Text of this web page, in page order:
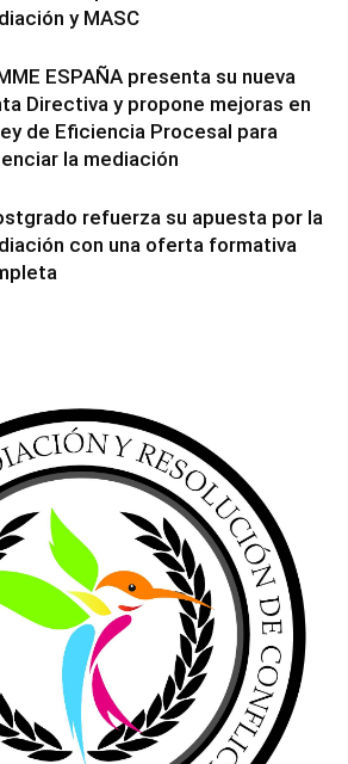
y MASC
ESPAÑA presenta su nueva
Directiva y propone mejoras en
de Eficiencia Procesal para
la mediación
refuerza su apuesta por la
con una oferta formativa